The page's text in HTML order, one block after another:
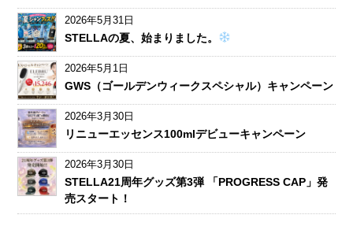
2026年5月31日
STELLAの夏、始まりました。
2026年5月1日
GWS（ゴールデンウィークスペシャル）キャンペーン
2026年3月30日
リニューエッセンス100mlデビューキャンペーン
2026年3月30日
STELLA21周年グッズ第3弾 「PROGRESS CAP」発
売スタート！